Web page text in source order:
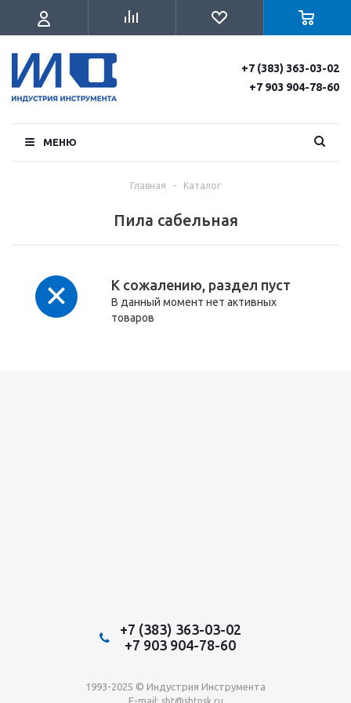
+7 (383) 363-03-02
+7 903 904-78-60
МЕНЮ
Главная - Каталог
Пила сабельная
К сожалению, раздел пуст
В данный момент нет активных
товаров
+7 (383) 363-03-02
+7 903 904-78-60
1993-2025 © Индустрия Инструмента
E-mail: